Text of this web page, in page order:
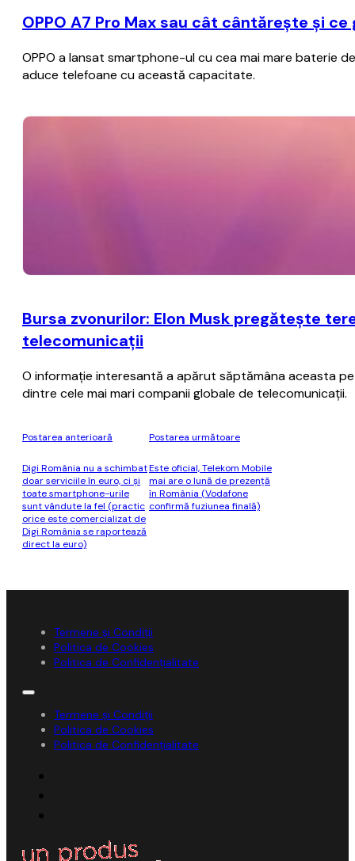
OPPO A7 Pro Max sau cât cântărește și
OPPO a lansat smartphone-ul cu cea mai mare baterie
aduce telefoane cu această capacitate.
Bursa zvonurilor: Elon Musk pregăteşte
telecomunicaţii
O informaţie interesantă a apărut săptămâna aceasta
dintre cele mai mari companii globale de telecomunicaţii.
Postarea anterioară
Digi România nu a schimbat
doar serviciile în euro, ci şi
toate smartphone-urile
sunt vândute la fel (practic
orice este comercializat de
Digi România se raportează
direct la euro)
Postarea următoare
Este oficial, Telekom Mobile
mai are o lună de prezenţă
în România (Vodafone
confirmă fuziunea finală)
Termene și Condiții
Politica de Cookies
Politica de Confidențialitate
Termene și Condiții
Politica de Cookies
Politica de Confidențialitate